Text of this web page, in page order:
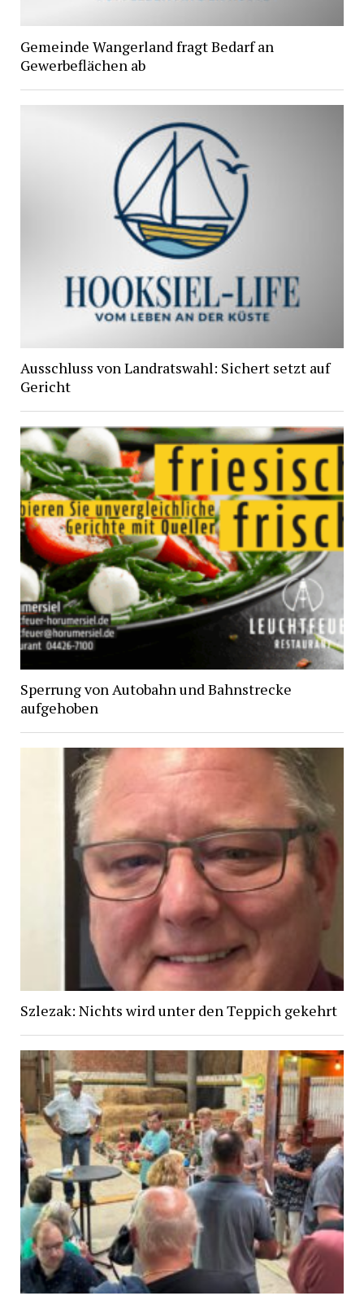
Gemeinde Wangerland fragt Bedarf an
Gewerbeflächen ab
Ausschluss von Landratswahl: Sichert setzt auf
Gericht
Sperrung von Autobahn und Bahnstrecke
aufgehoben
Szlezak: Nichts wird unter den Teppich gekehrt